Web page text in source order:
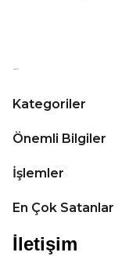
Kategoriler
Önemli Bilgiler
İşlemler
En Çok Satanlar
İletişim